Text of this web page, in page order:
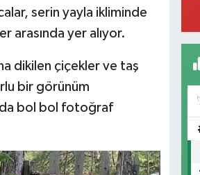
serin yayla ikliminde
arasında yer alıyor.
dikilen çiçekler ve taş
bir görünüm
bol bol fotoğraf